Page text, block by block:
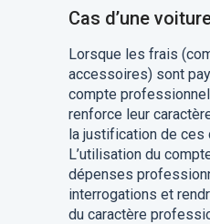
Cas d’une
Lorsque les frais
accessoires) sont
compte
renforce leur
la justification de ces
L’utilisation du
dépenses
interrogations et
du caractère